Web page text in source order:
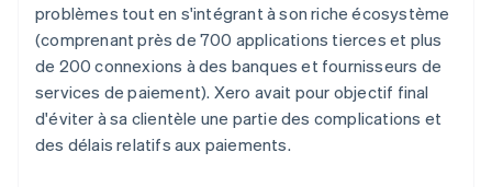
Stripe Sessions 2026
Découvrez comment Stripe construit l’infrastructure
Regarder la vidéo
problèmes tout en s'intégrant à son riche écosystème
(comprenant près de 700 applications tierces et plus
de 200 connexions à des banques et fournisseurs de
services de paiement). Xero avait pour objectif final
d'éviter à sa clientèle une partie des complications et
des délais relatifs aux paiements.